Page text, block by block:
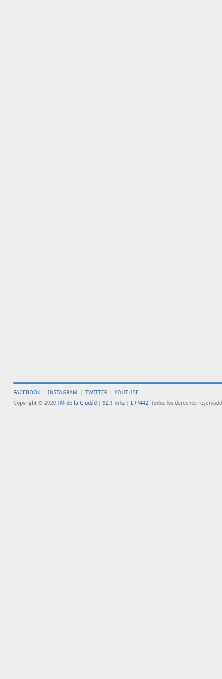
FACEBOOK INSTAGRAM TWITTER
YOUTUBE
Copyright © 2020 FM de la Ciudad | 92.1 mhz | LRP442. Todos los derechos